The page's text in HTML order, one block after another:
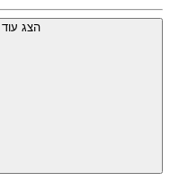
הצג עוד